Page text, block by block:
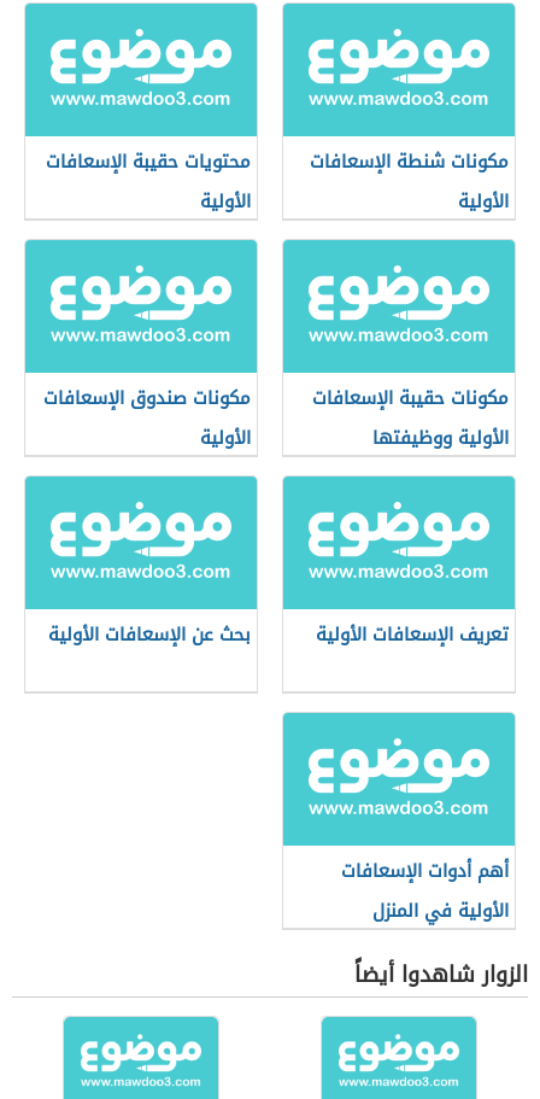
مكونات شنطة الإسعافات
الأولية
محتويات حقيبة الإسعافات
الأولية
مكونات حقيبة الإسعافات
الأولية ووظيفتها
مكونات صندوق الإسعافات
الأولية
تعريف الإسعافات الأولية بحث عن الإسعافات الأولية
أهم أدوات الإسعافات
الأولية في المنزل
الزوار شاهدوا أيضاً